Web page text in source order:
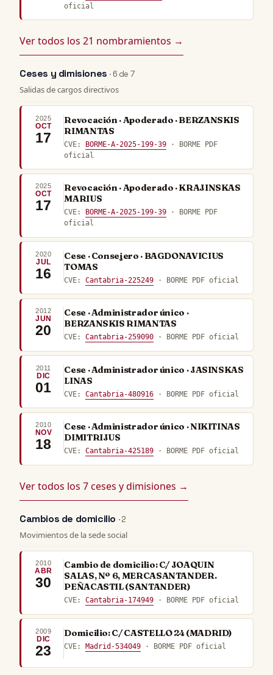
oficial
Ver todos los 21 nombramientos →
Ceses y dimisiones · 6 de 7
Salidas de cargos directivos
2025
OCT
17
Revocación · Apoderado · BERZANSKIS
RIMANTAS
CVE: BORME-A-2025-199-39 · BORME PDF
oficial
2025
OCT
17
Revocación · Apoderado · KRAJINSKAS
MARIUS
CVE: BORME-A-2025-199-39 · BORME PDF
oficial
2020
JUL
16
Cese · Consejero · BAGDONAVICIUS
TOMAS
CVE:Cantabria-225249 · BORME PDF oficial
2012
JUN
20
Cese · Administrador único ·
BERZANSKIS RIMANTAS
CVE:Cantabria-259090 · BORME PDF oficial
2011
DIC
01
Cese · Administrador único · JASINSKAS
LINAS
CVE:Cantabria-480916 · BORME PDF oficial
2010
NOV
18
Cese · Administrador único · NIKITINAS
DIMITRIJUS
CVE:Cantabria-425189 · BORME PDF oficial
Ver todos los 7 ceses y dimisiones →
Cambios de domicilio · 2
Movimientos de la sede social
2010
ABR
30
Cambio de domicilio: C/ JOAQUIN
SALAS, Nº 6, MERCASANTANDER.
PEÑACASTIL (SANTANDER)
CVE:Cantabria-174949 · BORME PDF oficial
2009
DIC
23
Domicilio: C/ CASTELLO 24 (MADRID)
CVE: Madrid-534049 · BORME PDF oficial